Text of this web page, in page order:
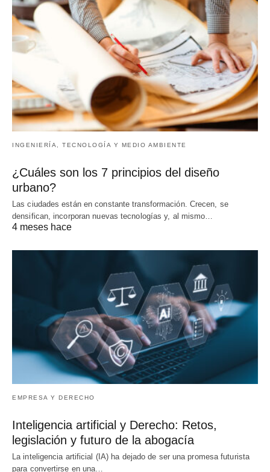
INGENIERÍA, TECNOLOGÍA Y MEDIO AMBIENTE
¿Cuáles son los 7 principios del diseño
urbano?
Las ciudades están en constante transformación. Crecen, se
densifican, incorporan nuevas tecnologías y, al mismo…
4 meses hace
EMPRESA Y DERECHO
Inteligencia artificial y Derecho: Retos,
legislación y futuro de la abogacía
La inteligencia artificial (IA) ha dejado de ser una promesa futurista
para convertirse en una…